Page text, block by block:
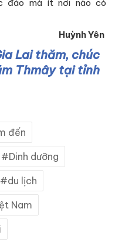
đáo mà ít nơi nào có
Huỳnh Yên
Lai thăm, chúc
Thmây tại tỉnh
đến
Dinh dưỡng
du lịch
Nam